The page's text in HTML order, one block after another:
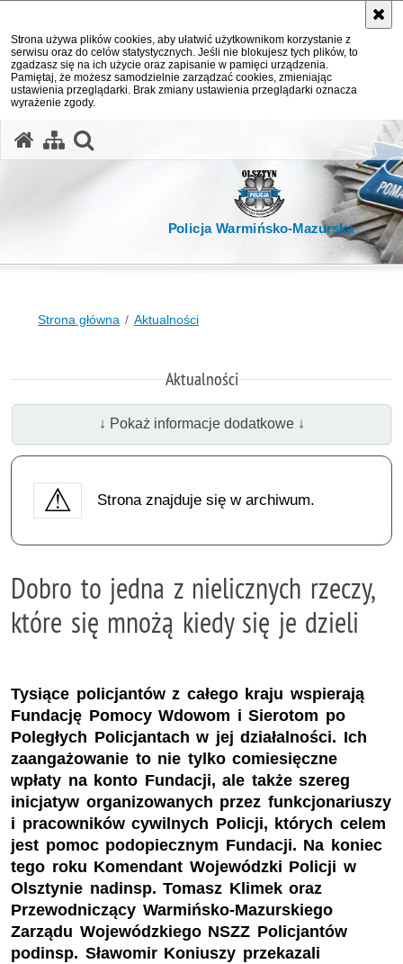
Strona używa plików cookies, aby ułatwić użytkownikom korzystanie z
serwisu oraz do celów statystycznych. Jeśli nie blokujesz tych plików, to
zgadzasz się na ich użycie oraz zapisanie w pamięci urządzenia.
Pamiętaj, że możesz samodzielnie zarządzać cookies, zmieniając
ustawienia przeglądarki. Brak zmiany ustawienia przeglądarki oznacza
wyrażenie zgody.
Policja Warmińsko-Mazurska
Strona główna Aktualności
Aktualności
↓ Pokaż informacje dodatkowe ↓
Strona znajduje się w archiwum.
Dobro to jedna z nielicznych rzeczy,
które się mnożą kiedy się je dzieli
Tysiące policjantów z całego kraju wspierają
Fundację Pomocy Wdowom i Sierotom po
Poległych Policjantach w jej działalności. Ich
zaangażowanie to nie tylko comiesięczne
wpłaty na konto Fundacji, ale także szereg
inicjatyw organizowanych przez funkcjonariuszy
i pracowników cywilnych Policji, których celem
jest pomoc podopiecznym Fundacji. Na koniec
tego roku Komendant Wojewódzki Policji w
Olsztynie nadinsp. Tomasz Klimek oraz
Przewodniczący Warmińsko-Mazurskiego
Zarządu Wojewódzkiego NSZZ Policjantów
podinsp. Sławomir Koniuszy przekazali